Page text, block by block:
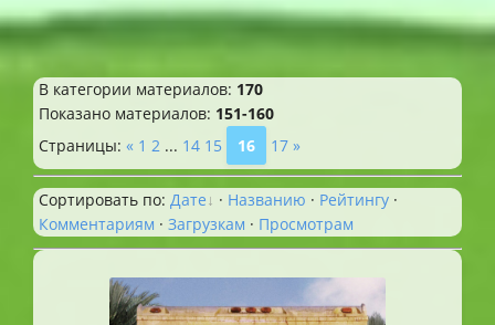
В категории материалов: 170
Показано материалов: 151-160
Страницы: « 1 2 ... 14 15 16 17 »
Сортировать по: Дате · Названию · Рейтингу ·
Комментариям · Загрузкам · Просмотрам